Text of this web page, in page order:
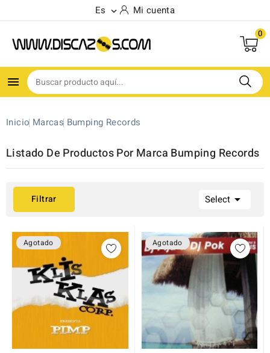
Es  Mi cuenta
0

Inicio Marcas Bumping Records
Listado De Productos Por Marca Bumping Records
Filtrar Select 
Agotado Agotado